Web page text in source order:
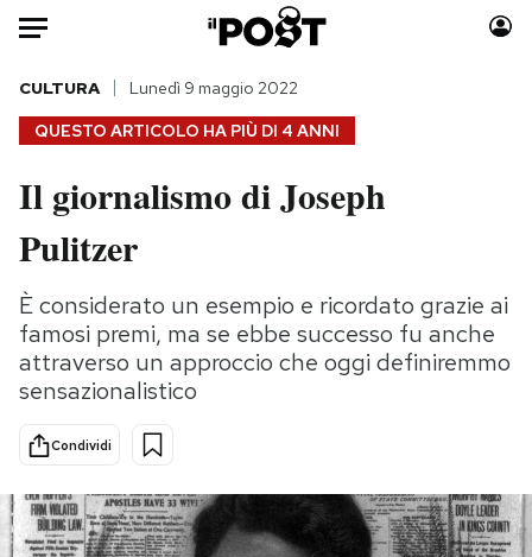
Auto
HOME
Italia
Politica
Tecnologia
Internet
Scienza
Cultura
Economia
Moda
Storie/Idee
Ok Boomer!
Media
QUESTO ARTICOLO HA PIÙ DI 4 ANNI
CULTURA Lunedì 9 maggio 2022
Il giornalismo di Joseph
Pulitzer
È considerato un esempio e ricordato grazie ai
famosi premi, ma se ebbe successo fu anche
attraverso un approccio che oggi definiremmo
sensazionalistico
Condividi